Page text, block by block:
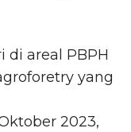
di areal PBPH
yang
2023,